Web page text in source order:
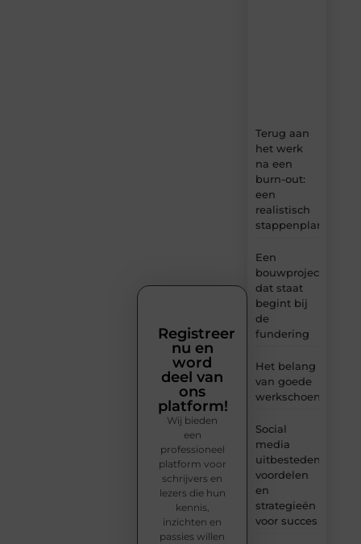
Terug aan
het werk
na een
burn-out:
een
realistisch
stappenplan
Een
bouwproject
dat staat
begint bij
de
fundering
Het belang
van goede
werkschoenen
Social
media
uitbesteden:
voordelen
en
strategieën
voor succes
Registreer
nu en
word
deel van
ons
platform!
Wij bieden
een
professioneel
platform voor
schrijvers en
lezers die hun
kennis,
inzichten en
passies willen